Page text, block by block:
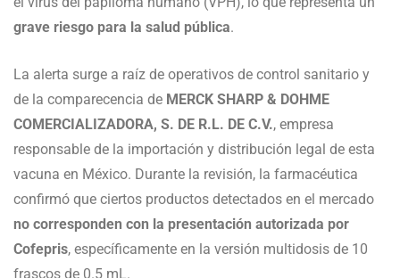
grave riesgo para la salud pública.
La alerta surge a raíz de operativos de control sanitario y
de la comparecencia de MERCK SHARP & DOHME
COMERCIALIZADORA, S. DE R.L. DE C.V., empresa
responsable de la importación y distribución legal de esta
vacuna en México. Durante la revisión, la farmacéutica
confirmó que ciertos productos detectados en el mercado
no corresponden con la presentación autorizada por
Cofepris, específicamente en la versión multidosis de 10
frascos de 0.5 mL.